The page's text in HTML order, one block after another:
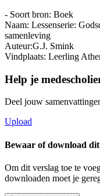
- Soort bron: Boek
Naam: Lessenserie:
samenleving
Auteur:G.J. Smink
Vindplaats: Leerling
Help je
Deel jouw
Upload
Bewaar of download
Om dit verslag toe te
downloaden moet je